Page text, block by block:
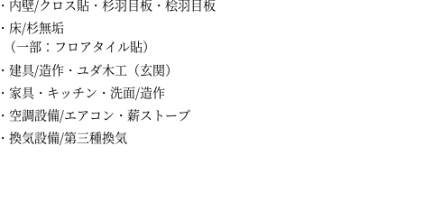
内壁/クロス貼・杉羽目板・桧羽目板
床/杉無垢
（一部：フロアタイル貼）
建具/造作・ユダ木工（玄関）
家具・キッチン・洗面/造作
空調設備/エアコン・薪ストーブ
換気設備/第三種換気